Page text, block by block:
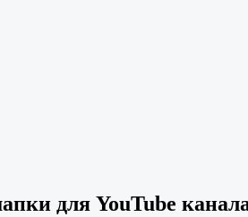
для YouTube